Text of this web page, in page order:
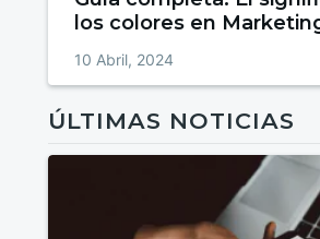
los colores en
10 Abril, 2024
ÚLTIMAS NOTICIAS